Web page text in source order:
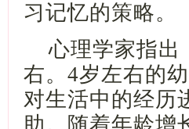
习记忆的策略。
心理学家指出
右。4岁左右的
对生活中的经历
助。随着年龄增